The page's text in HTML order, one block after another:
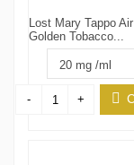
Lost Mary Tappo Air
Golden Tobacco...
- +